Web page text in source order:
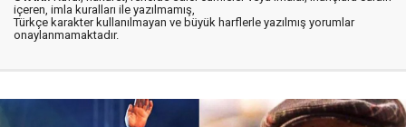
içeren, imla kuralları ile yazılmamış,
Türkçe karakter kullanılmayan ve büyük harflerle yazılmış yorumlar
onaylanmamaktadır.